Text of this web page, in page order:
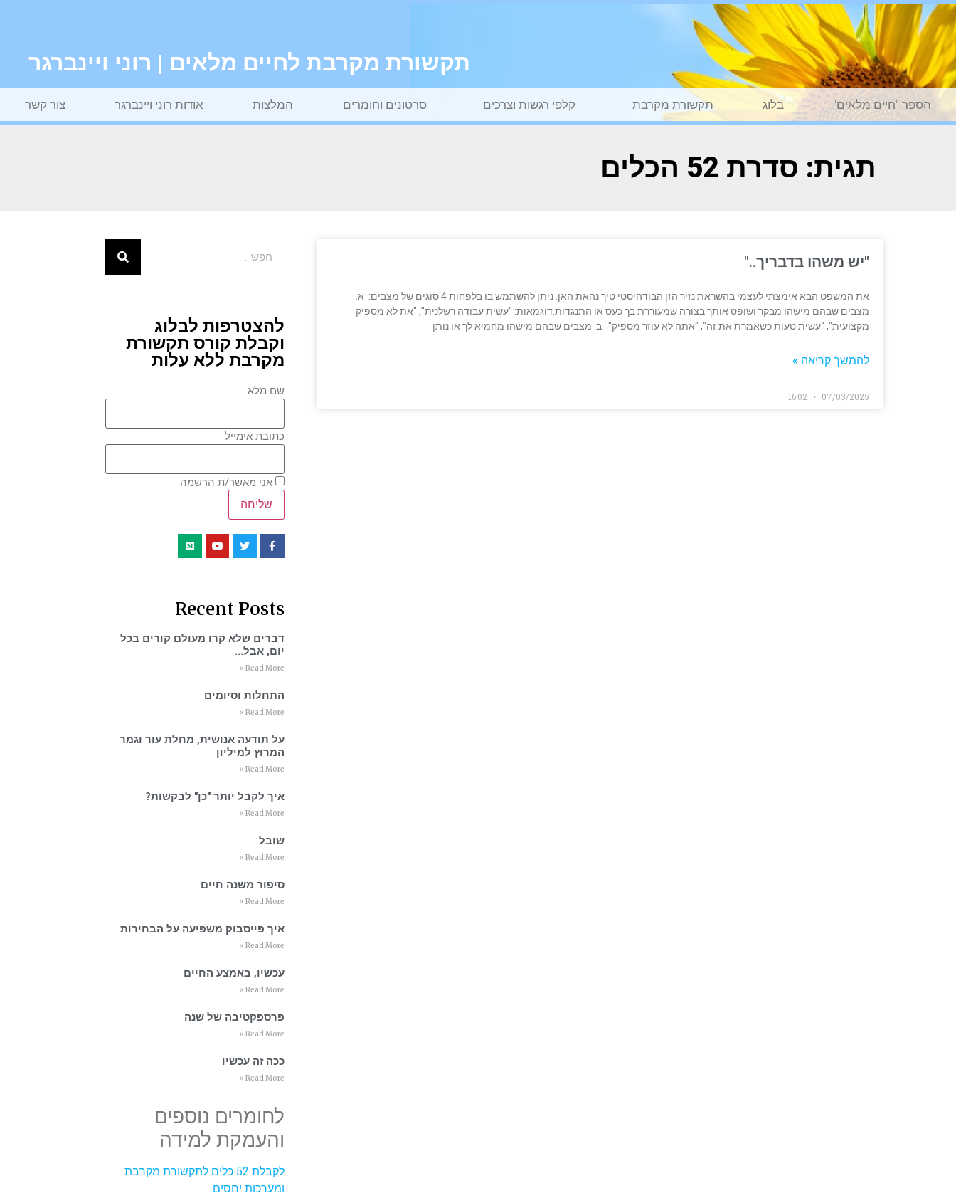
תקשורת מקרבת לחיים מלאים | רוני ויינברגר
הספר "חיים מלאים" בלוג תקשורת מקרבת קלפי רגשות וצרכים סרטונים וחומרים המלצות אודות רוני ויינברגר צור קשר
תגית: סדרת 52 הכלים
"יש משהו בדבריך.."
את המשפט הבא אימצתי לעצמי בהשראת נזיר הזן הבודהיסטי טיך נהאת האן. ניתן להשתמש בו בלפחות 4 סוגים של מצבים: א.
מצבים שבהם מישהו מבקר ושופט אותך בצורה שמעוררת בך כעס או התנגדות.דוגמאות: "עשית עבודה רשלנית", "את לא מספיק
מקצועית", "עשית טעות כשאמרת את זה", "אתה לא עוזר מספיק". ב. מצבים שבהם מישהו מחמיא לך או נותן
להמשך קריאה »
07/03/2025
להצטרפות לבלוג
וקבלת קורס תקשורת
מקרבת ללא עלות
שם מלא
כתובת אימייל
אני מאשר/ת הרשמה
Recent Posts
דברים שלא קרו מעולם קורים בכל
יום, אבל…
Read More »
התחלות וסיומים
Read More »
על תודעה אנושית, מחלת עור וגמר
המרוץ למיליון
Read More »
איך לקבל יותר "כן" לבקשות?
Read More »
שובל
Read More »
סיפור משנה חיים
Read More »
איך פייסבוק משפיעה על הבחירות
Read More »
עכשיו, באמצע החיים
Read More »
פרספקטיבה של שנה
Read More »
ככה זה עכשיו
Read More »
לחומרים נוספים
והעמקת למידה
לקבלת 52 כלים לתקשורת מקרבת
ומערכות יחסים